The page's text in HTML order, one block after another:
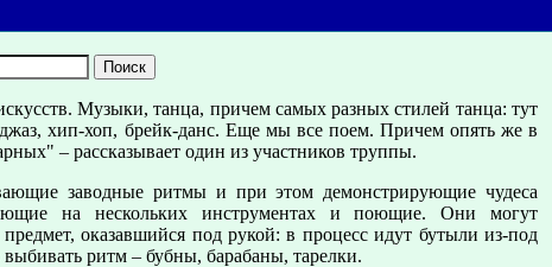
Музыки, танца, причем самых разных стилей танца: тут
хип-хоп, брейк-данс. Еще мы все поем. Причем опять же в
– рассказывает один из участников труппы.
заводные ритмы и при этом демонстрирующие чудеса
на нескольких инструментах и поющие. Они могут
оказавшийся под рукой: в процесс идут бутыли из-под
ритм – бубны, барабаны, тарелки.